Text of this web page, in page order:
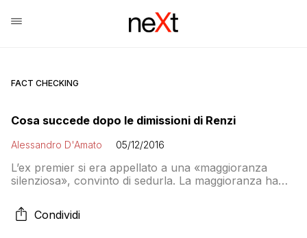
FACT CHECKING
Cosa succede dopo le dimissioni di Renzi
Alessandro D'Amato 05/12/2016
L’ex premier si era appellato a una «maggioranza
silenziosa», convinto di sedurla. La maggioranza ha
venti punti. Ora tocca al governo tecnico che scriverà
la nuova legge elettorale. I primi nomi, da Padoan a
Condividi